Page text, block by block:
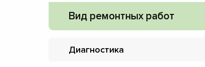
Вид ремонтных работ
Диагностика